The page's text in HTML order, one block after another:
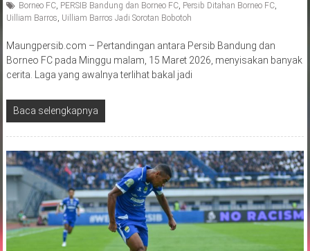
Borneo FC, PERSIB Bandung dan Borneo FC, Persib Ditahan Borneo FC,
Uilliam Barros, Uilliam Barros Jadi Sorotan Bobotoh
Maungpersib.com – Pertandingan antara Persib Bandung dan
Borneo FC pada Minggu malam, 15 Maret 2026, menyisakan banyak
cerita. Laga yang awalnya terlihat bakal jadi
Baca selengkapnya